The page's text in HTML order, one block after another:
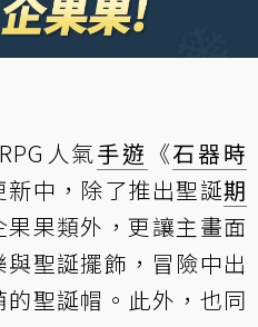
人氣手遊 《石器時
新中，除了推出聖誕期
果類外，更讓主畫面
聖誕擺飾，冒險中出
聖誕帽。此外，也同